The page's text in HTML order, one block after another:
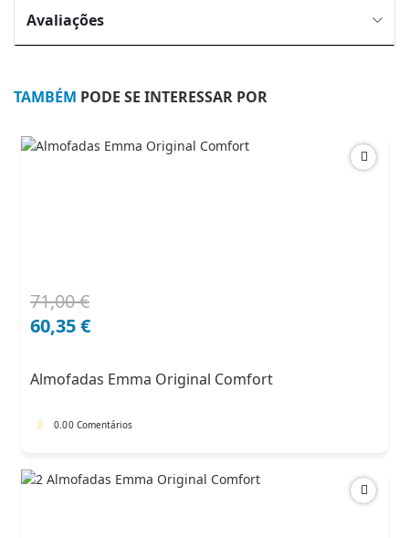
Avaliações
TAMBÉM PODE SE INTERESSAR POR
71,00€
O
preço
71,00 €.
60,35€
O
preço
60,35 €.
Almofadas Emma Original Comfort
0.00 Comentários